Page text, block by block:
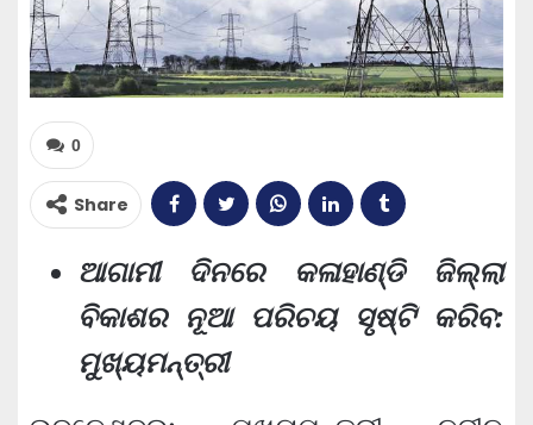
0
Share
ଆଗାମୀ ଦିନରେ କଳାହାଣ୍ଡି ଜିଲ୍ଲା
ବିକାଶର ନୂଆ ପରିଚୟ ସୃଷ୍ଟି କରିବ:
ମୁଖ୍ୟମନ୍ତ୍ରୀ